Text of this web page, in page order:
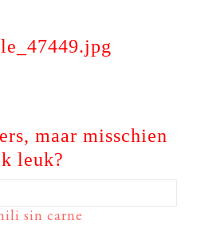
maar misschien
leuk?
sin carne